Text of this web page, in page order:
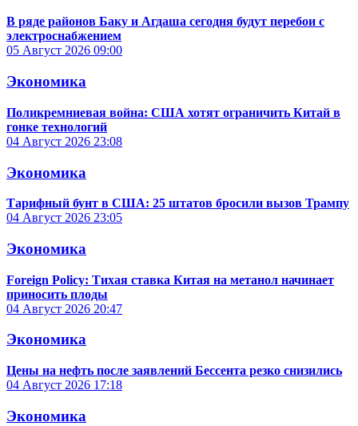
В ряде районов Баку и Агдаша сегодня будут перебои с
электроснабжением
05 Август 2026 09:00
Экономика
Поликремниевая война: США хотят ограничить Китай в
гонке технологий
04 Август 2026 23:08
Экономика
Тарифный бунт в США: 25 штатов бросили вызов Трампу
04 Август 2026 23:05
Экономика
Foreign Policy: Тихая ставка Китая на метанол начинает
приносить плоды
04 Август 2026 20:47
Экономика
Цены на нефть после заявлений Бессента резко снизились
04 Август 2026 17:18
Экономика